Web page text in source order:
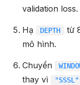
validation loss.
Hạ DEPTH
từ
mô hình.
Chuyển
thay vì
"SSSL"